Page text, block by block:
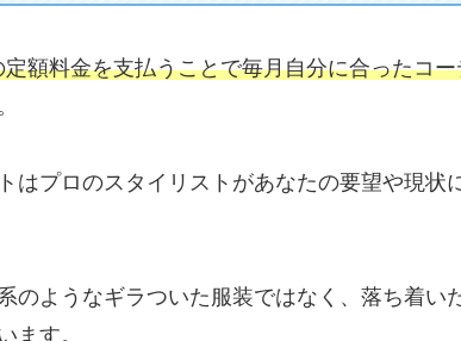
定額料金を支払うことで毎月自分に合ったコ
はプロのスタイリストがあなたの要望や現状
のようなギラついた服装ではなく、落ち着い
ます。